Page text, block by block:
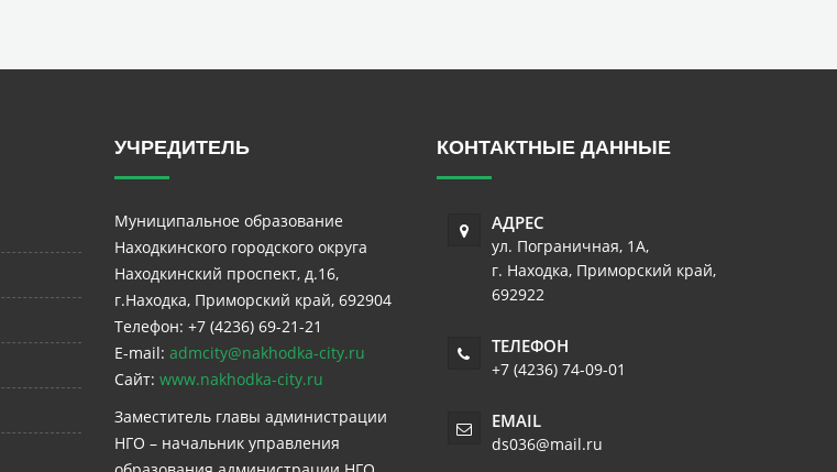
УЧРЕДИТЕЛЬ
Муниципальное образование
Находкинского городского округа
Находкинский проспект, д.16,
г.Находка, Приморский край, 692904
Телефон: +7 (4236) 69-21-21
E-mail: admcity@nakhodka-city.ru
Сайт: www.nakhodka-city.ru
Заместитель главы администрации
НГО – начальник управления
КОНТАКТНЫЕ ДАННЫЕ
АДРЕС
ул. Пограничная, 1А,
г. Находка, Приморский край,
692922
ТЕЛЕФОН
+7 (4236) 74-09-01
EMAIL
ds036@mail.ru